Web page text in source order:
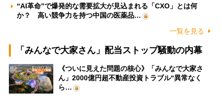
“AI革命”で爆発的な需要拡大が見込まれる「CXO」とは何
か？ 高い競争力を持つ中国の医薬品…
一覧を見る
「みんなで大家さん」配当ストップ騒動の内幕
《ついに見えた問題の核心》「みんなで大家さ
ん」2000億円超不動産投資トラブル“異常なく
ら…